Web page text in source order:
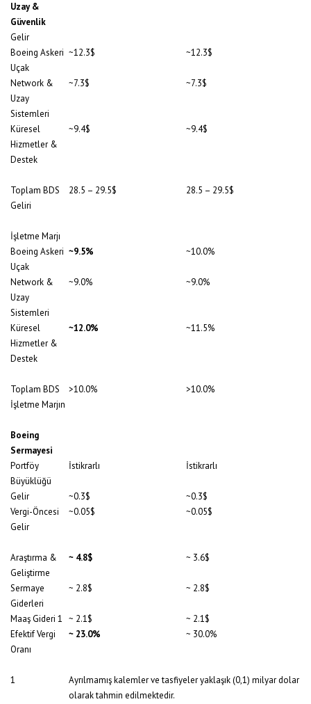
Uzay &
Güvenlik
Gelir
Boeing Askeri
Uçak
~12.3$ ~12.3$
Network &
Uzay
Sistemleri
~7.3$ ~7.3$
Küresel
Hizmetler &
Destek
~9.4$ ~9.4$
Toplam BDS
Geliri
28.5 – 29.5$ 28.5 – 29.5$
İşletme Marjı
Boeing Askeri
Uçak
~9.5% ~10.0%
Network &
Uzay
Sistemleri
~9.0% ~9.0%
Küresel
Hizmetler &
Destek
~12.0% ~11.5%
Toplam BDS
İşletme Marjın
>10.0% >10.0%
Boeing
Sermayesi
Portföy
Büyüklüğü
İstikrarlı İstikrarlı
Gelir ~0.3$
~0.3$
Vergi-Öncesi
Gelir
~0.05$ ~0.05$
Araştırma &
Geliştirme
~ 4.8$ ~ 3.6$
Sermaye
Giderleri
~ 2.8$ ~ 2.8$
Maaş Gideri 1 ~ 2.1$
~ 2.1$
Efektif Vergi
Oranı
~ 23.0% ~ 30.0%
1
Ayrılmamış kalemler ve tasfiyeler yaklaşık (0,1) milyar dolar
olarak tahmin edilmektedir.